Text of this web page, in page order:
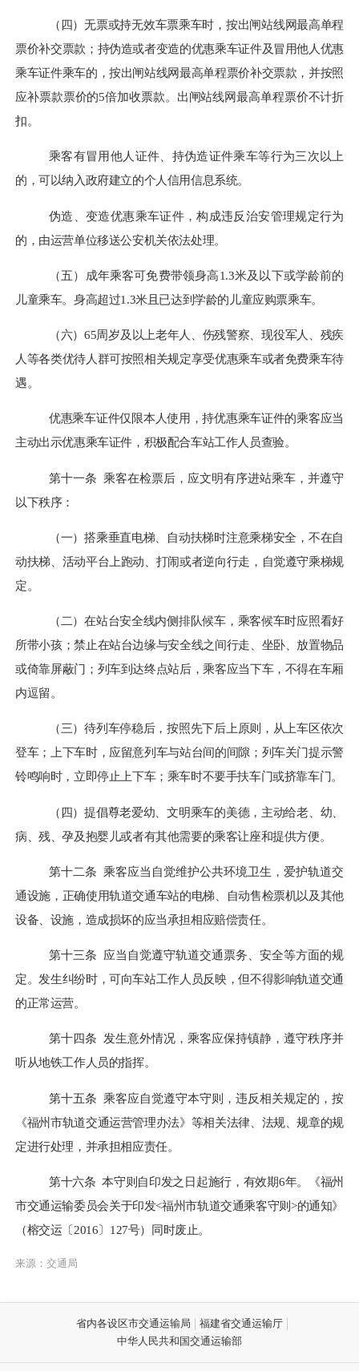
（四）无票或持无效车票乘车时，按出闸站线网最高单程
票价补交票款；持伪造或者变造的优惠乘车证件及冒用他人优惠
乘车证件乘车的，按出闸站线网最高单程票价补交票款，并按照
应补票款票价的5倍加收票款。 出闸站线网最高单程票价不计折
扣。
乘客有冒用他人证件、持伪造证件乘车等行为三次以上
的，可以纳入政府建立的个人信用信息系统。
伪造、变造优惠乘车证件，构成违反治安管理规定行为
的，由运营单位移送公安机关依法处理。
（五） 成年乘客可免费带领身高1.3米及以下或学龄前的
儿童乘车。身高超过1.3米且 已达到学龄的儿童应购票乘车。
（六）65周岁及以上老年人
伤残警察、现役军人、残疾
人等各类优待人群可按照相关规定享受优惠乘车或者免费乘车待
遇。
优惠乘车证件仅限本人使用，持优惠乘车证件的乘客应当
主动出示优惠乘车证件，积极配合车站工作人员查验。
第十一条 乘客在检票后，应文明有序进站乘车，并遵守
以下秩序：
（一）搭乘垂直电梯、自动扶梯时注意乘梯安全，不在自
动扶梯、活动平台上跑动、打闹或者逆向行走，自觉遵守乘梯规
定。
（二）在站台安全线内侧排队候车，乘客候车时应照看好
所带小孩；禁止在站台边缘与安全线之间行走、坐卧、放置物品
或倚靠屏蔽门；列车到达终点站后，乘客应当下车，不得在车厢
内逗留。
（三）待列车停稳后，按照先下后上原则，从上车区依次
登车；上下车时，应留意列车与站台间的间隙；列车关门提示警
铃鸣响时，立即停止上下车；乘车时不要手扶车门或挤靠车门。
（四）提倡尊老爱幼、文明乘车的美德，主动给老、幼、
病、残、孕及抱婴儿或者有其他需要的乘客让座和提供方便。
第十二条 乘客应当自觉维护公共环境卫生，爱护轨道交
通设施，正确使用轨道交通车站的电梯、自动售检票机以及其他
设备、设施，造成损坏的应当承担相应赔偿责任。
第十三条 应当自觉遵守轨道交通票务、安全等方面的规
定。发生纠纷时，可向车站工作人员反映，但不得影响轨道交通
的正常运营。
第十四条 发生意外情况，乘客应保持镇静，遵守秩序并
听从地铁工作人员的指挥。
第十五条 乘客应自觉遵守本守则，违反相关规定的，按
《福州市轨道交通运营管理办法》等相关法律、法规、规章的规
定进行处理，并承担相应责任。
第十六条 本守则自印发之日起施行，有效期6年。
《福州
市交通运输委员会关于印发<福州市轨道交通乘客守则 >的通知》
（榕交运 〔2016〕 127号）同时废止。
来源：交通局
省内各设区市交通运输局
福建省交通运输厅
中华人民共和国交通运输部